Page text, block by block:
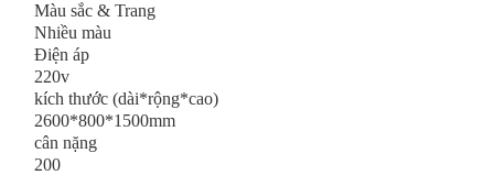
Màu sắc & Trang
Nhiều màu
Điện áp
220v
kích thước (dài*rộng*cao)
2600*800*1500mm
cân nặng
200